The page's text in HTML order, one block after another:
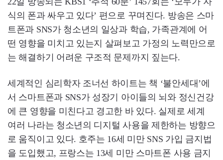
식의 폰과 싸우고 있다’ 편으로 꾸며진다. 방송은 스마
트폰과 SNS가 청소년의 일상과 학습, 가족관계에 어
떤 영향을 미치고 있는지 살펴보고 가정의 노력만으로
는 해결하기 어려운 구조적 문제까지 짚는다.
세계적인 심리학자 조너선 하이트는 책 ‘불안세대’에
서 스마트폰과 SNS가 성장기 아이들의 뇌와 정신건강
에 큰 영향을 미친다고 경고한 바 있다. 실제로 세계
여러 나라는 청소년의 디지털 사용을 제한하는 방향으
로 움직이고 있다. 호주는 16세 미만 SNS 가입 금지법
을 도입했고, 프랑스는 13세 미만 스마트폰 사용 금지